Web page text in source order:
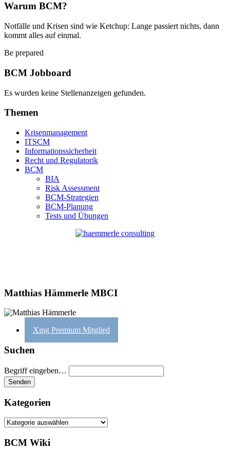
Warum BCM?
Notfälle und Krisen sind wie Ketchup: Lange passiert nichts, dann
kommt alles auf einmal.
Be prepared
BCM Jobboard
Es wurden keine Stellenanzeigen gefunden.
Themen
Krisenmanagement
ITSCM
Informationssicherheit
Recht und Regulatorik
BCM
BIA
Risk Assessment
BCM-Strategien
BCM-Planung
Tests und Übungen
Matthias Hämmerle MBCI
Xing Premium Mitglied
Suchen
Begriff eingeben…
Kategorien
Kategorien
BCM Wiki